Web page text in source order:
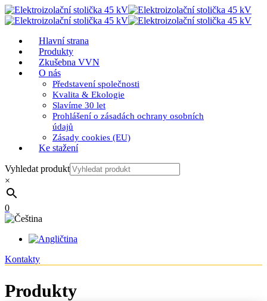
Hlavní strana
Produkty
Zkušebna VVN
O nás
Představení společnosti
Kvalita & Ekologie
Slavíme 30 let
Prohlášení o zásadách ochrany osobních
údajů
Zásady cookies (EU)
Ke stažení
Vyhledat produkt
×
0
Kontakty
Produkty